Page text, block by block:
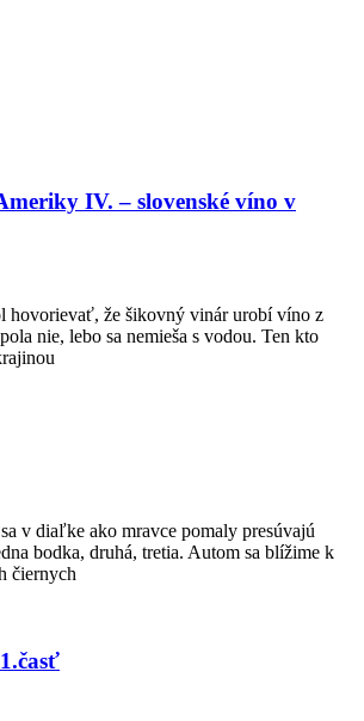
IV. – slovenské víno v
hovorievať, že šikovný vinár urobí víno z
nie, lebo sa nemieša s vodou. Ten kto
v diaľke ako mravce pomaly presúvajú
bodka, druhá, tretia. Autom sa blížime k
čiernych